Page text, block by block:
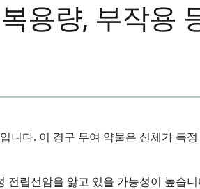
용량, 부작용
다. 이 경구 투여 약물은 신체가 특
립선암을 앓고 있을 가능성이 높습